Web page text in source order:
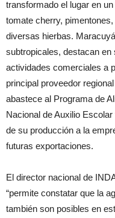
transformado el lugar en
tomate cherry,
diversas hierbas.
subtropicales, destacan
actividades comerciales a
principal proveedor
abastece al Programa de
Nacional de Auxilio
de su producción a la
futuras exportaciones.
El director nacional de
“permite constatar que la
también son posibles en